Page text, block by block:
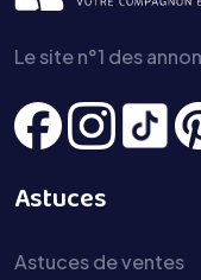
Le site n°1 des
Astuces
Astuces de ventes